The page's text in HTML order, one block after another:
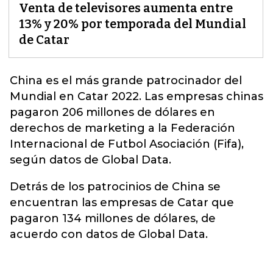
Venta de televisores aumenta entre
13% y 20% por temporada del Mundial
de Catar
China es el más grande patrocinador del
Mundial en Catar 2022. Las empresas chinas
pagaron 206 millones de dólares en
derechos de marketing a la Federación
Internacional de Futbol Asociación (Fifa),
según datos de Global Data.
Detrás de los patrocinios de China se
encuentran las empresas de Catar que
pagaron 134 millones de dólares, de
acuerdo con datos de Global Data.